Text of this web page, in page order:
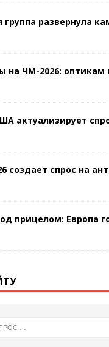
группа развернула
на ЧМ-2026: оптикам
актуализирует
создает спрос на
прицелом: Европа